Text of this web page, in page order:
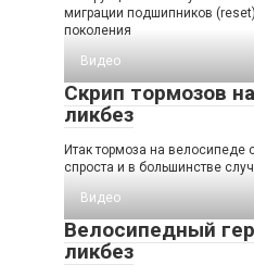
миграции подшипников
поколения
Видео
Скрип тормозов
ликбез
Итак тормоза на велосипеде
спроста и в большинстве
Видео
Велосипедный
ликбез